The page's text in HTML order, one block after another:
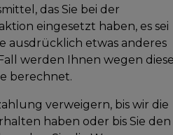
das Sie bei der
eingesetzt haben, es sei
ausdrücklich etwas anderes
werden Ihnen wegen
berechnet.
verweigern, bis wir die
haben oder bis Sie den